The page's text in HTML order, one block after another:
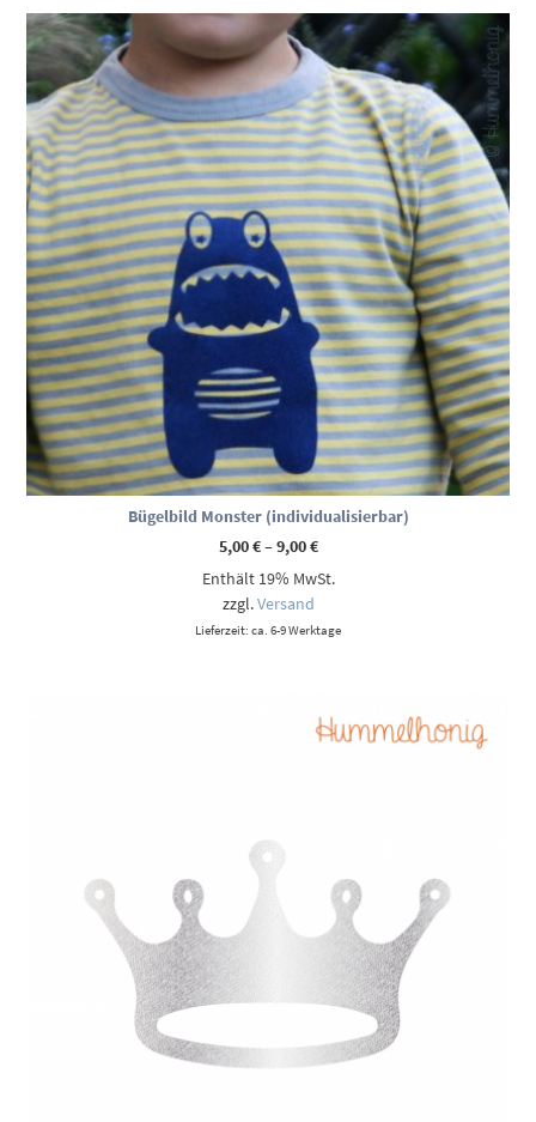
Bügelbild Monster (individualisierbar)
5,00€–9,00€Preisspanne:
bis
Enthält 19% MwSt.
zzgl.Versand
Lieferzeit: ca. 6-9 Werktage